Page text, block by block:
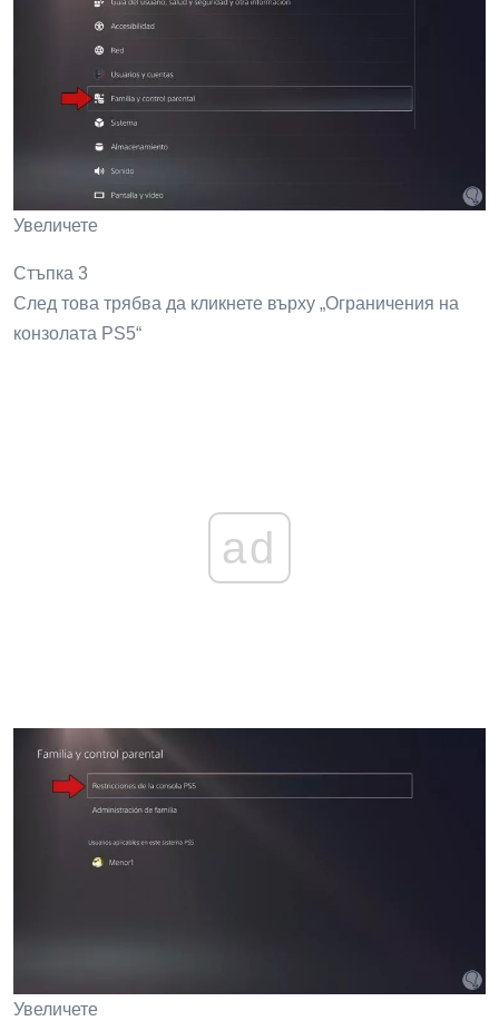
Увеличете
Стъпка 3
След това трябва да кликнете върху „Ограничения на
конзолата PS5“
ad
Увеличете